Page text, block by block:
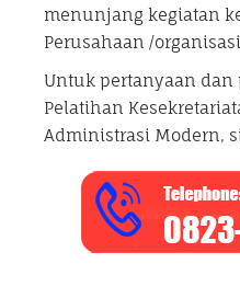
menunjang kegiatan
Perusahaan /
Untuk pertanyaan dan
Pelatihan
Administrasi Modern,